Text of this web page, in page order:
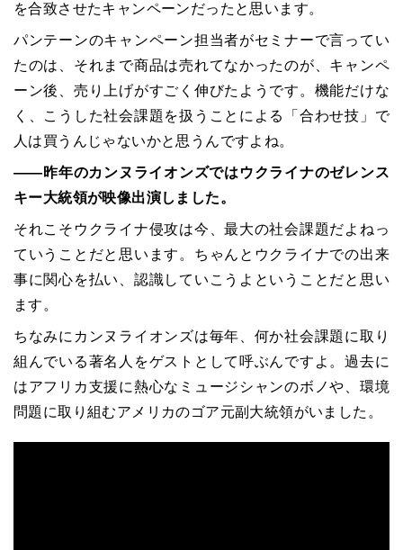
を合致させたキャンペーンだったと思います。
パンテーンのキャンペーン担当者がセミナーで言ってい
たのは、それまで商品は売れてなかったのが、キャンペ
ーン後、売り上げがすごく伸びたようです。機能だけな
く、こうした社会課題を扱うことによる「合わせ技」で
人は買うんじゃないかと思うんですよね。
――昨年のカンヌライオンズではウクライナのゼレンス
キー大統領が映像出演しました。
それこそウクライナ侵攻は今、最大の社会課題だよねっ
ていうことだと思います。ちゃんとウクライナでの出来
事に関心を払い、認識していこうよということだと思い
ます。
ちなみにカンヌライオンズは毎年、何か社会課題に取り
組んでいる著名人をゲストとして呼ぶんですよ。過去に
はアフリカ支援に熱心なミュージシャンのボノや、環境
問題に取り組むアメリカのゴア元副大統領がいました。